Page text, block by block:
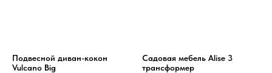
Подвесной диван-кокон
Vulcano Big
Садовая мебель Alise 3
трансформер